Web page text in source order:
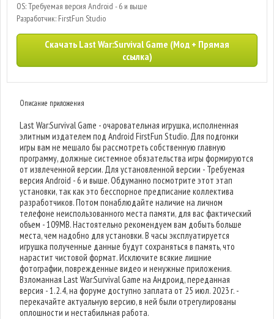
OS: Требуемая версия Android - 6 и выше
Разработчик: FirstFun Studio
Скачать Last War:Survival Game (Мод + Прямая
ссылка)
Описание приложения
Last War:Survival Game - очаровательная игрушка, исполненная
элитным издателем под Android FirstFun Studio. Для подгонки
игры вам не мешало бы рассмотреть собственную главную
программу, должные системное обязательства игры формируются
от извлеченной версии. Для установленной версии - Требуемая
версия Android - 6 и выше. Обдуманно посмотрите этот этап
установки, так как это бесспорное предписание коллектива
разработчиков. Потом понаблюдайте наличие на личном
телефоне неиспользованного места памяти, для вас фактический
объем - 109MB. Настоятельно рекомендуем вам добыть больше
места, чем надобно для установки. В часы эксплуатируется
игрушка полученные данные будут сохраняться в память, что
нарастит чистовой формат. Исключите всякие лишние
фотографии, поврежденные видео и ненужные приложения.
Взломанная Last War:Survival Game на Андроид, переданная
версия - 1.2.4, на форуме доступно заплата от 25 июл. 2023 г. -
перекачайте актуальную версию, в ней были отрегулированы
оплошности и нестабильная работа.